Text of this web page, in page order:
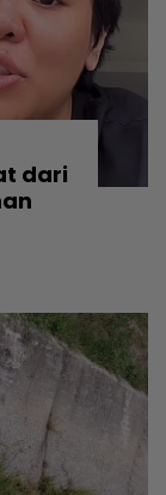
dari